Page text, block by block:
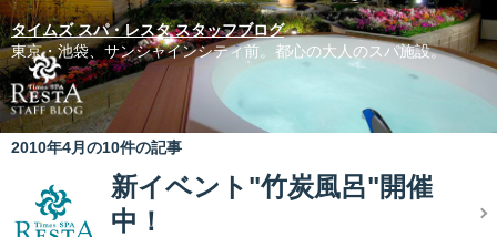
タイムズ スパ・レスタ スタッフブログ
東京・池袋、サンシャインシティ前。都心の大人のスパ施設。
2010年4月の10件の記事
新イベント"竹炭風呂"開催
中！